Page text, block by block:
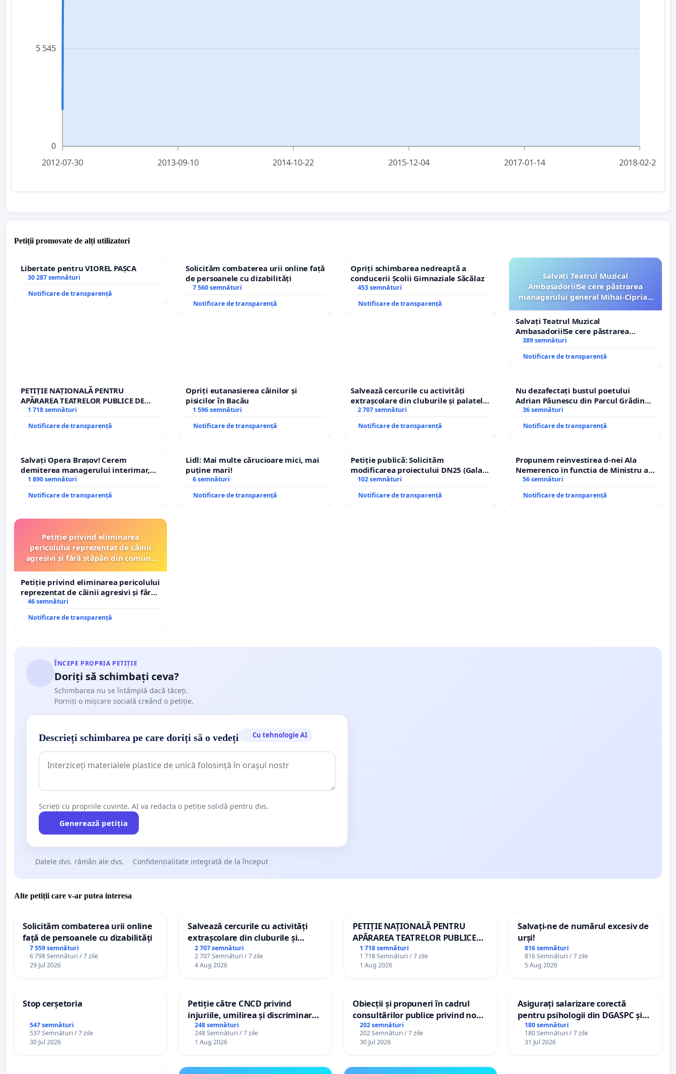
0
5 545
2012-07-30 2013-09-10 2014-10-22 2015-12-04 2017-01-14 2018-02-25
Petiții promovate de alți utilizatori
Libertate pentru VIOREL PAȘCA
30 287 semnături
Notificare de transparență
Solicităm combaterea urii online față
de persoanele cu dizabilități
7 560 semnături
Notificare de transparență
Opriți schimbarea nedreaptă a
conducerii Școlii Gimnaziale Săcălaz
453 semnături
Notificare de transparență
Salvați Teatrul Muzical
Ambasadorii!Se cere păstrarea
managerului general Mihai-Ciprian
Salvați Teatrul Muzical
Ambasadorii!Se cere păstrarea
managerului general Mihai-Ciprian
ROGOJAN
389 semnături
Notificare de transparență
PETIȚIE NAȚIONALĂ PENTRU
APĂRAREA TEATRELOR PUBLICE DE
REPERTORIU DIN ROMÂNIA
1 718 semnături
Notificare de transparență
Opriți eutanasierea câinilor și
pisicilor în Bacău
1 596 semnături
Notificare de transparență
Salvează cercurile cu activități
extrașcolare din cluburile și palatele
copiilor
2 707 semnături
Notificare de transparență
Nu dezafectați bustul poetului
Adrian Păunescu din Parcul Grădina
Icoanei! Stop cenzurii culturale!
36 semnături
Notificare de transparență
Salvați Opera Brașov! Cerem
demiterea managerului interimar,
Petrean Lucian-Marius!
1 890 semnături
Notificare de transparență
Lidl: Mai multe cărucioare mici, mai
puține mari!
6 semnături
Notificare de transparență
Petiție publică: Solicităm
modificarea proiectului DN25 (Galați
– Hanu Conachi) prin devierea
traseului în afara localităților!
102 semnături
Notificare de transparență
Propunem reinvestirea d-nei Ala
Nemerenco in functia de Ministru al
Sanatatii
56 semnături
Notificare de transparență
Petiție privind eliminarea
pericolului reprezentat de câinii
agresivi și fără stăpân din comuna
Petiție privind eliminarea pericolului
reprezentat de câinii agresivi și fără
stăpân din comuna Tunari
46 semnături
Notificare de transparență
ÎNCEPE PROPRIA PETIȚIE
Doriți să schimbați ceva?
Schimbarea nu se întâmplă dacă tăceți.
Porniți o mișcare socială creând o petiție.
Descrieți schimbarea pe care doriți să o vedeți Cu tehnologie AI
Scrieți cu propriile cuvinte. AI va redacta o petiție solidă pentru dvs.
Generează petiția
Datele dvs. rămân ale dvs. Confidențialitate integrată de la început
Alte petiții care v-ar putea interesa
Solicităm combaterea urii online
față de persoanele cu dizabilități
7 559 semnături
6 798 Semnături / 7 zile
29 Jul 2026
Salvează cercurile cu activități
extrașcolare din cluburile și
palatele copiilor
2 707 semnături
2 707 Semnături / 7 zile
4 Aug 2026
PETIȚIE NAȚIONALĂ PENTRU
APĂRAREA TEATRELOR PUBLICE
DE REPERTORIU DIN ROMÂNIA
1 718 semnături
1 718 Semnături / 7 zile
1 Aug 2026
Salvați-ne de numărul excesiv de
urși!
816 semnături
816 Semnături / 7 zile
5 Aug 2026
Stop cerșetoria
547 semnături
537 Semnături / 7 zile
30 Jul 2026
Petiție către CNCD privind
injuriile, umilirea și discriminarea
persoanelor cu dizabilități de
către utilizatorul TikTok „Gorici”
248 semnături
248 Semnături / 7 zile
1 Aug 2026
Obiecții și propuneri în cadrul
consultărilor publice privind noul
Plan Urbanistic General (PUG)
Ialoveni
202 semnături
202 Semnături / 7 zile
30 Jul 2026
Asigurați salarizare corectă
pentru psihologii din DGASPC și
spitale
180 semnături
180 Semnături / 7 zile
31 Jul 2026